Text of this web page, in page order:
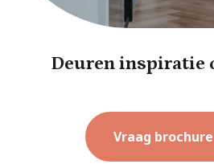
Deuren inspiratie
Vraag